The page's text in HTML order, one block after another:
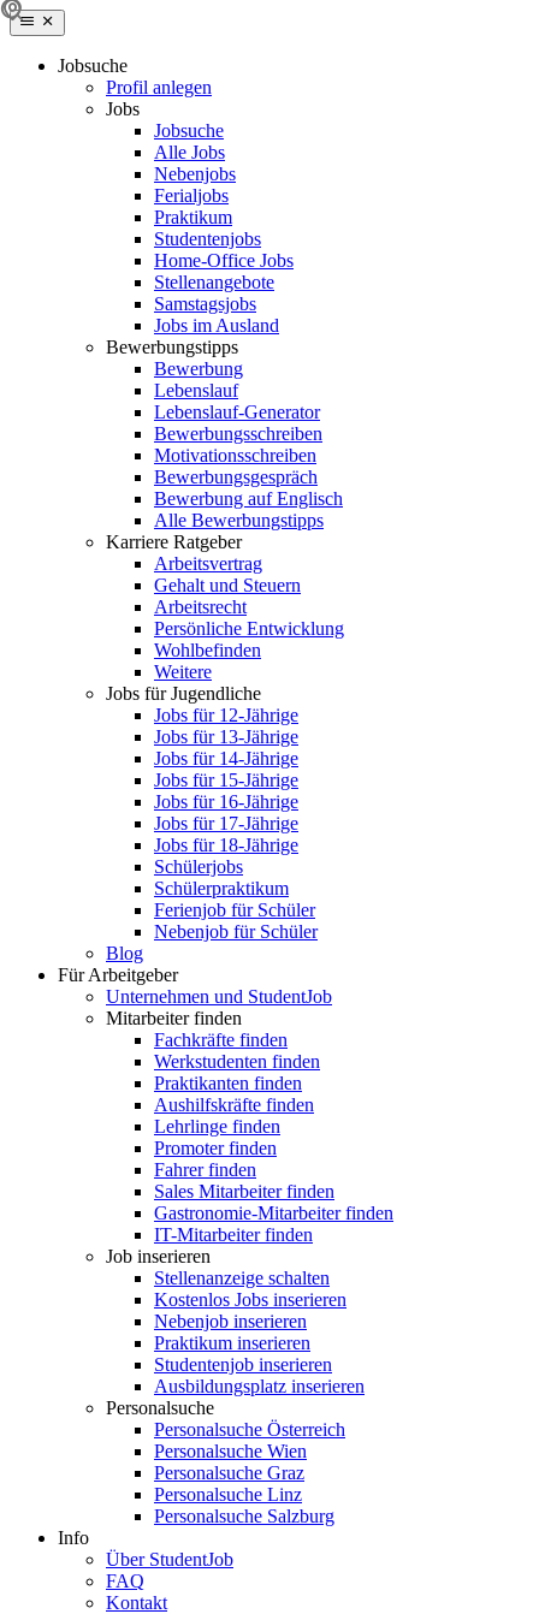
Jobsuche
Profil anlegen
Jobs
Jobsuche
Alle Jobs
Nebenjobs
Ferialjobs
Praktikum
Studentenjobs
Home-Office Jobs
Stellenangebote
Samstagsjobs
Jobs im Ausland
Bewerbungstipps
Bewerbung
Lebenslauf
Lebenslauf-Generator
Bewerbungsschreiben
Motivationsschreiben
Bewerbungsgespräch
Bewerbung auf Englisch
Alle Bewerbungstipps
Karriere Ratgeber
Arbeitsvertrag
Gehalt und Steuern
Arbeitsrecht
Persönliche Entwicklung
Wohlbefinden
Weitere
Jobs für Jugendliche
Jobs für 12-Jährige
Jobs für 13-Jährige
Jobs für 14-Jährige
Jobs für 15-Jährige
Jobs für 16-Jährige
Jobs für 17-Jährige
Jobs für 18-Jährige
Schülerjobs
Schülerpraktikum
Ferienjob für Schüler
Nebenjob für Schüler
Blog
Für Arbeitgeber
Unternehmen und StudentJob
Mitarbeiter finden
Fachkräfte finden
Werkstudenten finden
Praktikanten finden
Aushilfskräfte finden
Lehrlinge finden
Promoter finden
Fahrer finden
Sales Mitarbeiter finden
Gastronomie-Mitarbeiter finden
IT-Mitarbeiter finden
Job inserieren
Stellenanzeige schalten
Kostenlos Jobs inserieren
Nebenjob inserieren
Praktikum inserieren
Studentenjob inserieren
Ausbildungsplatz inserieren
Personalsuche
Personalsuche Österreich
Personalsuche Wien
Personalsuche Graz
Personalsuche Linz
Personalsuche Salzburg
Info
Über StudentJob
FAQ
Kontakt